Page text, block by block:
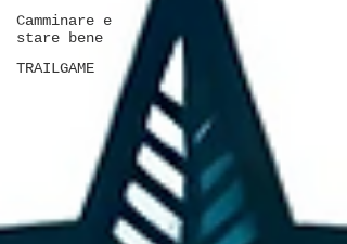
Camminare e
stare bene
TRAILGAME